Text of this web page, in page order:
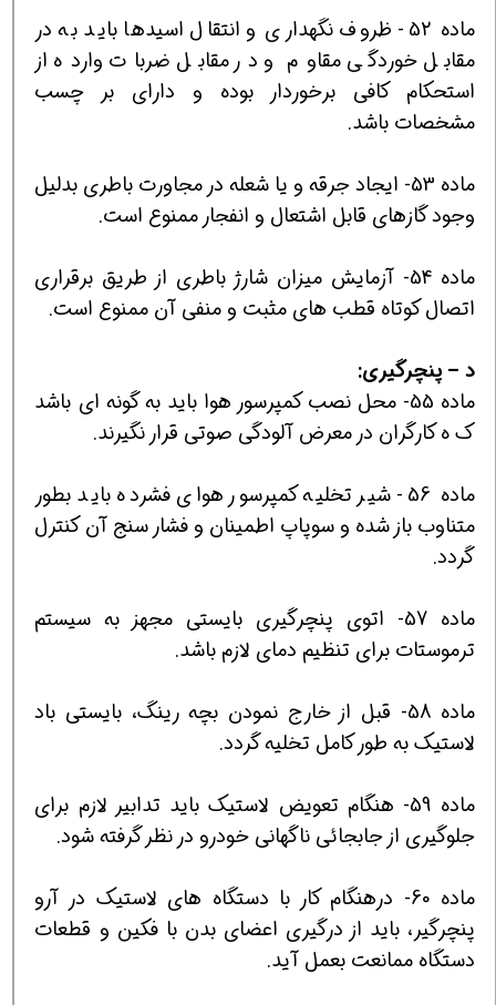
ماده 52- ظروف نگهداري و انتقال اسيدها بايد به در
مقابل خوردگي مقاوم و در مقابل ضربات وارده از
استحكام كافي برخوردار بوده و داراي بر چسب
مشخصات باشد.
ماده 53- ايجاد جرقه و يا شعله در مجاورت باطري بدليل
وجود گازهاي قابل اشتعال و انفجار ممنوع است.
ماده 54- آزمايش ميزان شارژ باطري از طريق برقراري
اتصال كوتاه قطب هاي مثبت و منفي آن ممنوع است.
د – پنچرگيري:
ماده 55- محل نصب كمپرسور هوا بايد به گونه اي باشد
ك ه كارگران در معرض آلودگي صوتي قرار نگيرند.
ماده 56- شير تخليه كمپرسور هواي فشرده بايد بطور
متناوب باز شده و سوپاپ اطمينان و فشار سنج آن كنترل
گردد.
ماده 57- اتوي پنچرگيري بايستي مجهز به سيستم
ترموستات براي تنظيم دماي لازم باشد.
ماده 58- قبل از خارج نمودن بچه رينگ، بايستي باد
لاستيك به طور كامل تخليه گردد.
ماده 59- هنگام تعويض لاستيك بايد تدابير لازم براي
جلوگيري از جابجائي ناگهاني خودرو در نظر گرفته شود.
ماده 60- درهنگام كار با دستگاه هاي لاستيك در آرو
پنچرگير، بايد از درگيري اعضاي بدن با فكين و قطعات
دستگاه ممانعت بعمل آيد.